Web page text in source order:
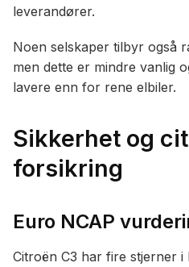
leverandører.
Noen selskaper tilbyr også
men dette er mindre vanlig
lavere enn for rene elbiler.
Sikkerhet og
forsikring
Euro NCAP
Citroën C3 har fire stjerner i